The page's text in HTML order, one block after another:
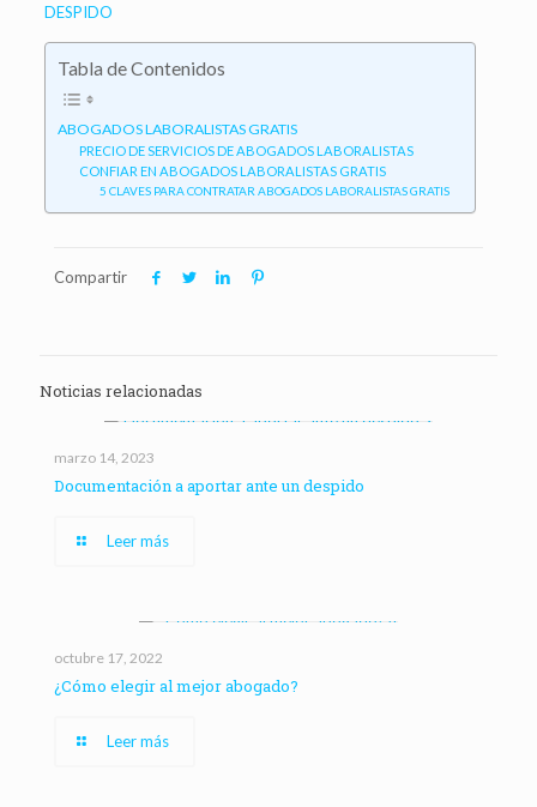
DESPIDO
Tabla de Contenidos
ABOGADOS LABORALISTAS GRATIS
PRECIO DE SERVICIOS DE ABOGADOS LABORALISTAS
CONFIAR EN ABOGADOS LABORALISTAS GRATIS
5 CLAVES PARA CONTRATAR ABOGADOS LABORALISTAS GRATIS
Compartir
Noticias relacionadas
marzo 14, 2023
Documentación a aportar ante un despido
Leer más
octubre 17, 2022
¿Cómo elegir al mejor abogado?
Leer más